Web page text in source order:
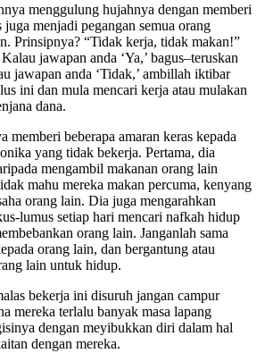
menggulung hujahnya dengan memberi
menjadi pegangan semua orang
Prinsipnya? “Tidak kerja, tidak makan!”
jawapan anda ‘Ya,’ bagus–teruskan
jawapan anda ‘Tidak,’ ambillah iktibar
ini dan mula mencari kerja atau mulakan
dana.
memberi beberapa amaran keras kepada
yang tidak bekerja. Pertama, dia
mengambil makanan orang lain
mahu mereka makan percuma, kenyang
orang lain. Dia juga mengarahkan
lumus setiap hari mencari nafkah hidup
orang lain. Janganlah sama
orang lain, dan bergantung atau
lain untuk hidup.
bekerja ini disuruh jangan campur
mereka terlalu banyak masa lapang
dengan meyibukkan diri dalam hal
dengan mereka.